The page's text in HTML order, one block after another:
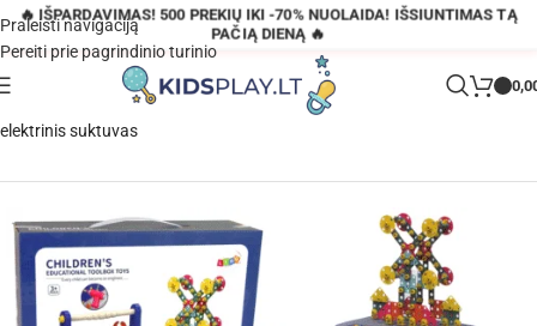
Praleisti navigaciją
Pereiti prie pagrindinio turinio
🔥 IŠPARDAVIMAS! 500 PREKIŲ IKI -70% NUOLAIDA! IŠSIUNTIMAS TĄ
PAČIĄ DIENĄ 🔥
Parduotuvė
Konstravimo rinkinys lagaminėlyje +
elektrinis suktuvas